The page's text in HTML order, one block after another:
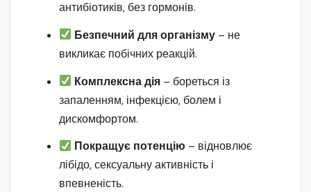
антибіотиків, без гормонів.
Безпечний для організму – не
викликає побічних реакцій.
Комплексна дія – бореться із
запаленням, інфекцією, болем і
дискомфортом.
Покращує потенцію – відновлює
лібідо, сексуальну активність і
впевненість.